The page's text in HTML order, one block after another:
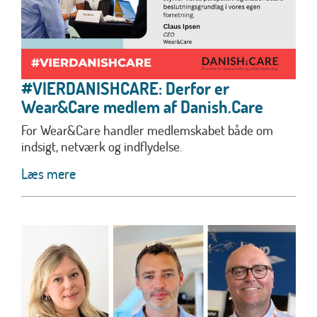
#VIERDANISHCARE: Derfor er
Wear&Care medlem af Danish.Care
For Wear&Care handler medlemskabet både om
indsigt, netværk og indflydelse.
Læs mere